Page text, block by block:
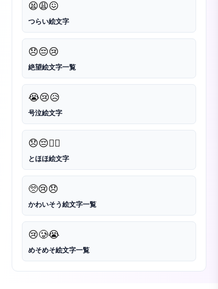
😫😩😖
つらい絵文字
😞😔😢
絶望絵文字一覧
😭😢😥
号泣絵文字
😞😔😮‍💨
とほほ絵文字
🥺😢😞
かわいそう絵文字一覧
😢🥲😭
めそめそ絵文字一覧